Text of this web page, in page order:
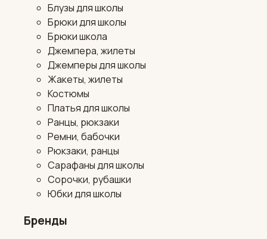
Блузы для школы
Брюки для школы
Брюки школа
Джемпера, жилеты
Джемперы для школы
Жакеты, жилеты
Костюмы
Платья для школы
Ранцы, рюкзаки
Ремни, бабочки
Рюкзаки, ранцы
Сарафаны для школы
Сорочки, рубашки
Юбки для школы
Бренды